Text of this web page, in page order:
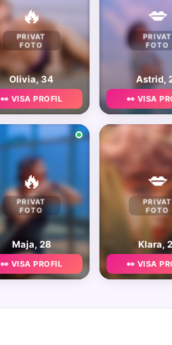
🔥
PRIVAT
FOTO
Olivia, 34
👀 VISA PROFIL
💋
PRIVAT
FOTO
Astrid,
👀 VISA
🔥
PRIVAT
FOTO
Maja, 28
👀 VISA PROFIL
💋
PRIVAT
FOTO
Klara,
👀 VISA